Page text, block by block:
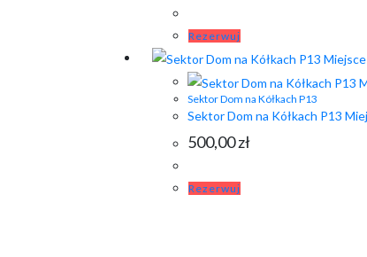
Rezerwuj
Sektor Dom na Kółkach P13
Sektor Dom na Kółkach P13
500,00zł
Rezerwuj